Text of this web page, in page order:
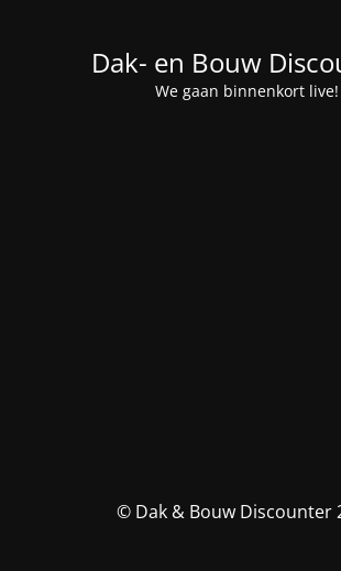
Dak- en Bouw
We gaan binnenkort live!
© Dak & Bouw Discounter